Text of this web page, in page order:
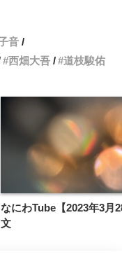
音
西畑大吾 道枝駿佑
なにわTube【2023年3月
文